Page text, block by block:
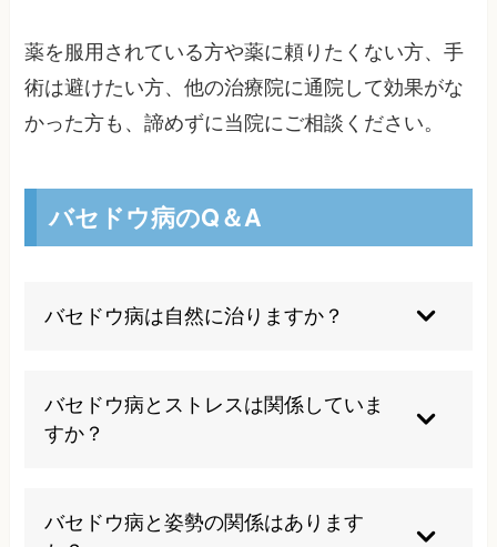
薬を服用されている方や薬に頼りたくない方、手
術は避けたい方、他の治療院に通院して効果がな
かった方も、諦めずに当院にご相談ください。
バセドウ病のQ＆A
バセドウ病は自然に治りますか？
待できません。適切な治療により症状をコントロ
ールすることで、正常な生活を送ることが可能に
なります。当院では甲状腺の機能が正常に働くよ
姿勢の問題を改善させる事で、自律神経が正常に
働くようにします。
バセドウ病とストレスは関係していま
すか？
す。ストレスを感じると、自律神経のバランスが
乱れ、甲状腺の機能は活発になります。これによ
バセドウ病と姿勢の関係はあります